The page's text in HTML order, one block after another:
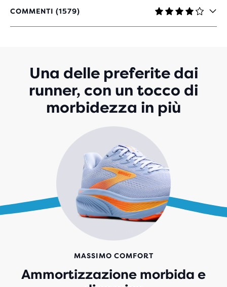
COMMENTI (1579)
4,1
SU
RECENSIONI
Una delle preferite dai
runner, con un tocco di
morbidezza in più
MASSIMO COMFORT
Ammortizzazione morbida e